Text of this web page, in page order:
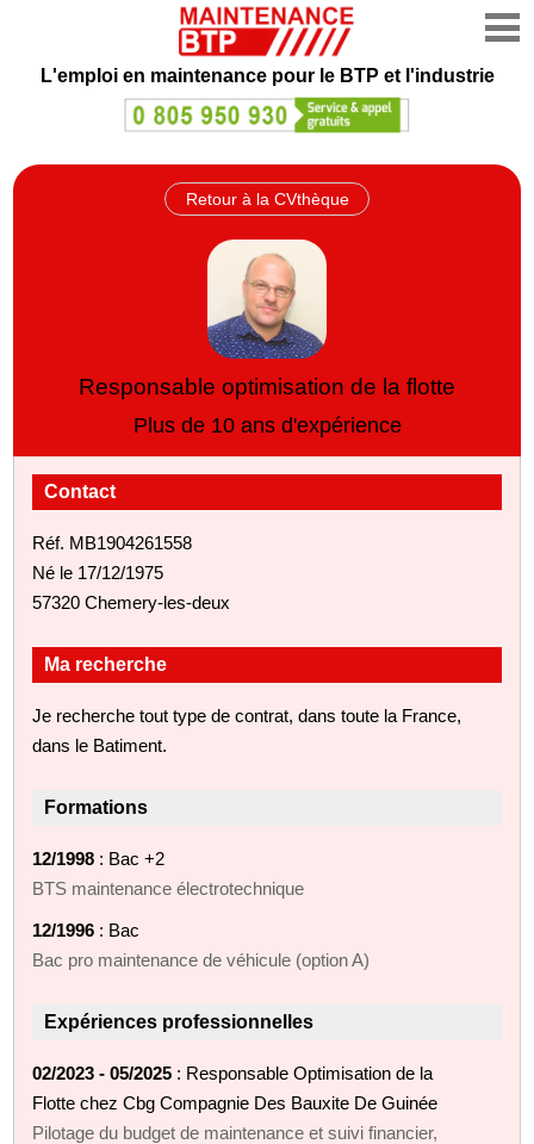
L'emploi en maintenance pour le BTP et l'industrie
Retour à la CVthèque
Responsable optimisation de la flotte
Plus de 10 ans d'expérience
Contact
Réf. MB1904261558
Né le 17/12/1975
57320 Chemery-les-deux
Ma recherche
Je recherche tout type de contrat, dans toute la France,
dans le Batiment.
Formations
12/1998 : Bac +2
BTS maintenance électrotechnique
12/1996 : Bac
Bac pro maintenance de véhicule (option A)
Expériences professionnelles
02/2023 - 05/2025 : Responsable Optimisation de la
Flotte chez Cbg Compagnie Des Bauxite De Guinée
Pilotage du budget de maintenance et suivi financier,